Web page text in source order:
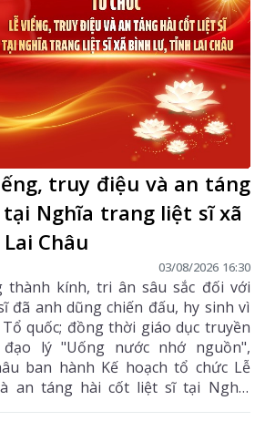
truy điệu và an táng
Nghĩa trang liệt sĩ xã
Châu
03/08/2026 16:30
thành kính, tri ân sâu sắc đối với
đã anh dũng chiến đấu, hy sinh vì
quốc; đồng thời giáo dục truyền
lý "Uống nước nhớ nguồn",
ban hành Kế hoạch tổ chức Lễ
an táng hài cốt liệt sĩ tại Nghĩa
Lư. Bộ Chỉ huy Quân sự tỉnh là